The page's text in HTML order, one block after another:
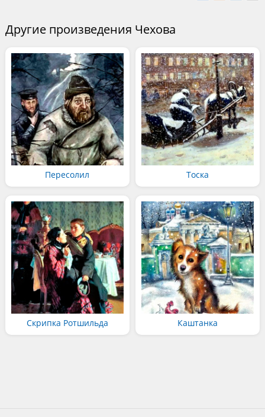
Другие произведения Чехова
Пересолил Тоска
Скрипка Ротшильда Каштанка